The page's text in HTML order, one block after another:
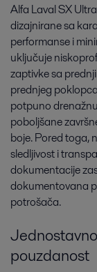
Alfa Laval SX
dizajnirane sa
performanse i
uključuje
zaptivke sa
prednjeg
potpuno
poboljšane
boje. Pored toga,
sledljivost i
dokumentacije
dokumentovana
potrošača.
pouzdanost